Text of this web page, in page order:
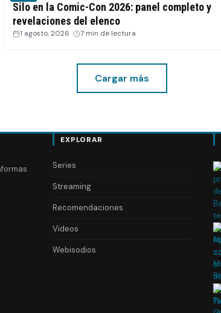
Silo en la Comic-Con 2026: panel completo y
revelaciones del elenco
1 agosto, 2026 7 min de lectura
Cargar más
EXPLORAR
Series
Streaming
Recomendaciones
Videos
Webisodios